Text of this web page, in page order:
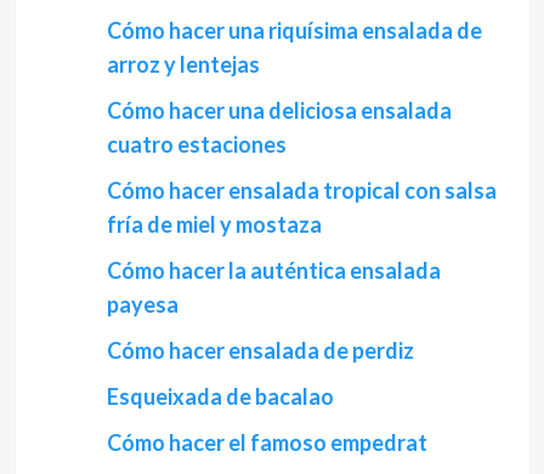
Cómo hacer una riquísima ensalada de
arroz y lentejas
Cómo hacer una deliciosa ensalada
cuatro estaciones
Cómo hacer ensalada tropical con salsa
fría de miel y mostaza
Cómo hacer la auténtica ensalada
payesa
Cómo hacer ensalada de perdiz
Esqueixada de bacalao
Cómo hacer el famoso empedrat